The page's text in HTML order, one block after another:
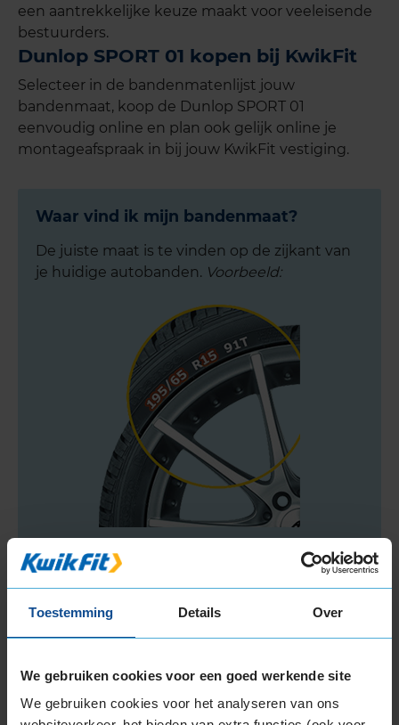
Toestemming Details Over
We gebruiken cookies voor een goed werkende site
We gebruiken cookies voor het analyseren van ons
een aantrekkelijke keuze maakt voor veeleisende
bestuurders.
Dunlop SPORT 01 kopen bij KwikFit
Selecteer in de bandenmatenlijst jouw
bandenmaat, koop de Dunlop SPORT 01
eenvoudig online en plan ook gelijk online je
montageafspraak in bij jouw KwikFit vestiging.
Waar vind ik mijn bandenmaat?
De juiste maat is te vinden op de zijkant van
je huidige autobanden. Voorbeeld:
Beschikbare bandenmaten
17-inch banden
235/55R17 99V
Meer banden in de maat 225-55-r17